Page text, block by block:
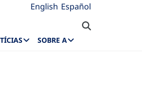
English Español
SOBRE A